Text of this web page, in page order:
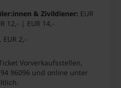
& Zivildiener: EUR
12,- | EUR 14,-
EUR 2,-
Vorverkaufsstellen,
96096 und online unter